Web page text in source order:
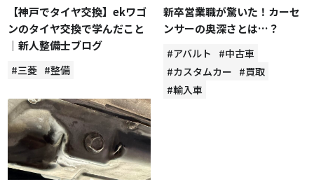
【神戸でタイヤ交換】ekワゴ
ンのタイヤ交換で学んだこと
｜新人整備士ブログ
#三菱 #整備
新卒営業職が驚いた！カーセ
ンサーの奥深さとは…？
#アバルト
#中古車
#カスタムカー #買取
#輸入車